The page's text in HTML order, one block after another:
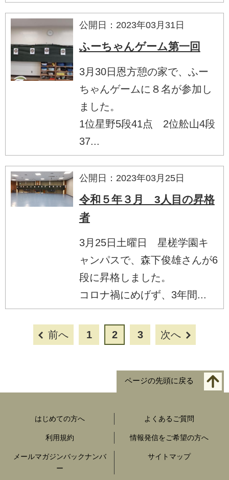
公開日：2023年03月31日
ふーちゃんゲーム第一回
3月30日恩方憩の家で、ふー
ちゃんゲームに８名が参加し
ました。
1位星野5段41点 2位舩山4段
37...
公開日：2023年03月25日
令和５年３月 3人目の昇格
者
3月25日土曜日 星槎学園キ
ャンパスで、森下俊雄さんが6
段に昇格しました。
コロナ禍にめげず、3年間...
前へ 1 2 3 次へ
ページの先頭に戻る
はじめての方へ よくあるご質問
利用規約 情報発信をご希望の方へ
メールマガジンバックナンバ
ー
サイトマップ